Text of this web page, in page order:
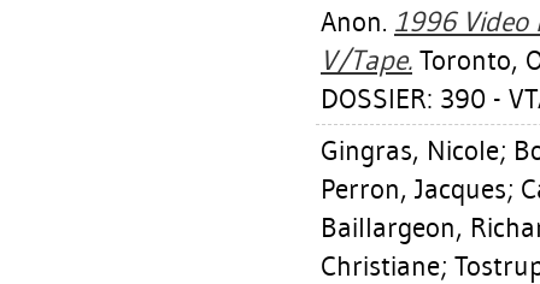
Anon. 1996 Video
V/Tape. Toronto,
DOSSIER: 390 -
Gingras, Nicole;
Perron, Jacques;
Baillargeon,
Christiane;